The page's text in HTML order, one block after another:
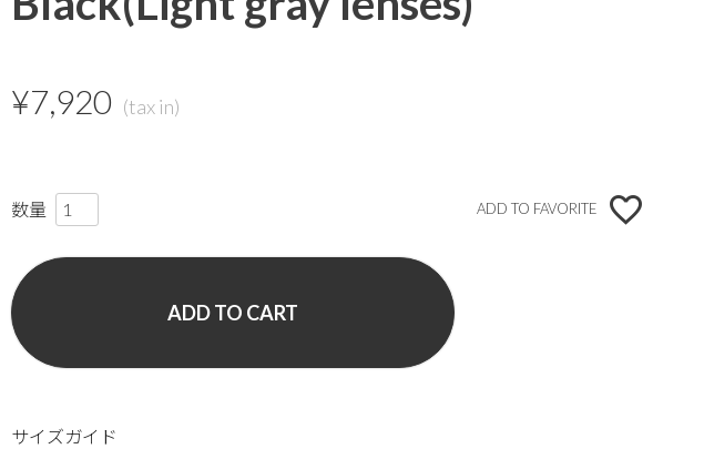
¥7,920
ADD TO FAVORITE
ADD TO CART
サイズガイド